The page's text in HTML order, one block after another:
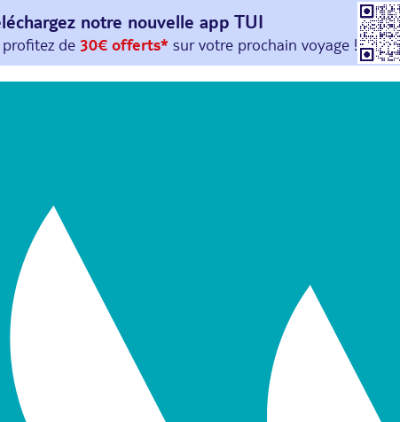
notre nouvelle app TUI
profitez de 30€ offerts*sur votre prochain
le code : HAPPYAPP